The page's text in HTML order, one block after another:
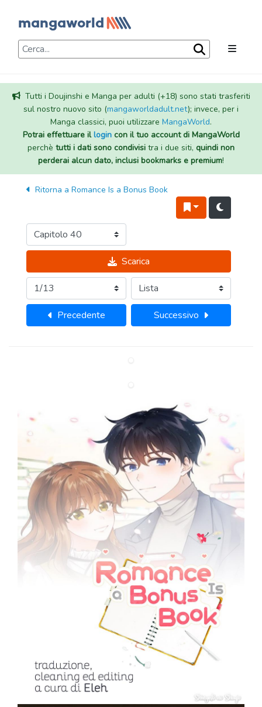
Tutti i Doujinshi e Manga per adulti (+18) sono stati trasferiti
sul nostro nuovo sito (mangaworldadult.net); invece, per i
Manga classici, puoi utilizzare MangaWorld.
Potrai effettuare illogincon il tuo account di MangaWorld
perchè tutti i dati sono condivisi tra i due siti, quindi non
perderai alcun dato, inclusi bookmarks e premium!
Ritorna a Romance Is a Bonus Book
Scarica
Precedente Successivo